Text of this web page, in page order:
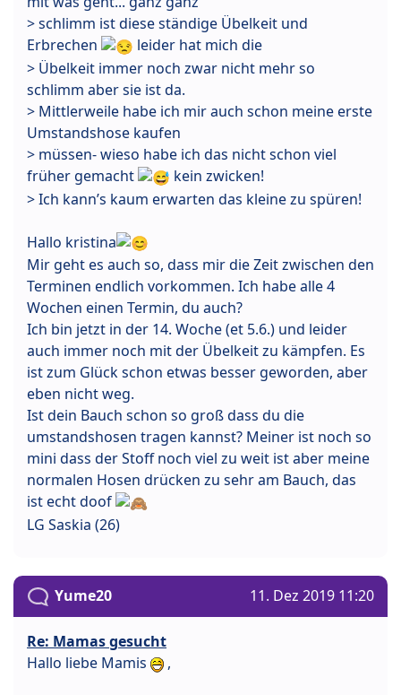
> schlimm ist diese ständige Übelkeit und
Erbrechen
leider hat mich die
> Übelkeit immer noch zwar nicht mehr so
schlimm aber sie ist da.
> Mittlerweile habe ich mir auch schon meine erste
Umstandshose kaufen
> müssen- wieso habe ich das nicht schon viel
früher gemacht
kein zwicken!
> Ich kann’s kaum erwarten das kleine zu spüren!
Hallo kristina
Mir geht es auch so, dass mir die Zeit zwischen den
Terminen endlich vorkommen. Ich habe alle 4
Wochen einen Termin, du auch?
Ich bin jetzt in der 14. Woche (et 5.6.) und leider
auch immer noch mit der Übelkeit zu kämpfen. Es
ist zum Glück schon etwas besser geworden, aber
eben nicht weg.
Ist dein Bauch schon so groß dass du die
umstandshosen tragen kannst? Meiner ist noch so
mini dass der Stoff noch viel zu weit ist aber meine
normalen Hosen drücken zu sehr am Bauch, das
ist echt doof
LG Saskia (26)
Yume20 11. Dez 2019 11:20
Re: Mamas gesucht
Hallo liebe Mamis
,